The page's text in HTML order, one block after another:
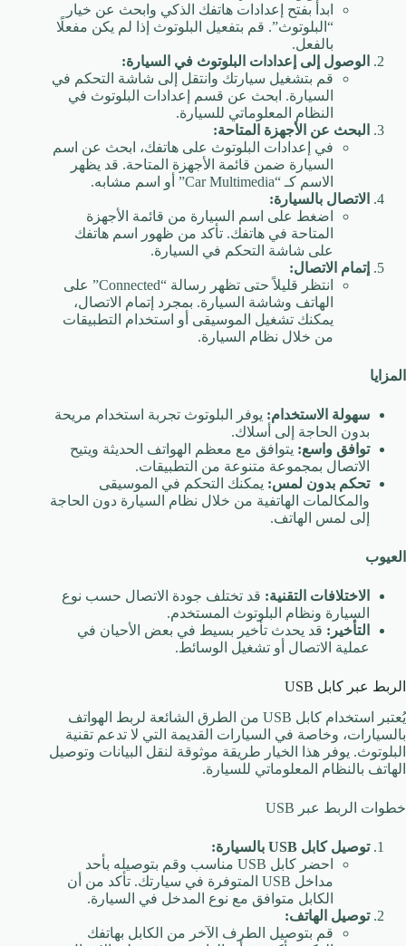
ابدأ بفتح إعدادات هاتفك الذكي وابحث عن خيار
“البلوتوث”. قم بتفعيل البلوتوث إذا لم يكن مفعلًا
بالفعل.
الوصول إلى إعدادات البلوتوث في السيارة:
قم بتشغيل سيارتك وانتقل إلى شاشة التحكم في
السيارة. ابحث عن قسم إعدادات البلوتوث في
النظام المعلوماتي للسيارة.
البحث عن الأجهزة المتاحة:
في إعدادات البلوتوث على هاتفك، ابحث عن اسم
السيارة ضمن قائمة الأجهزة المتاحة. قد يظهر
الاسم كـ “Car Multimedia” أو اسم مشابه.
الاتصال بالسيارة:
اضغط على اسم السيارة من قائمة الأجهزة
المتاحة في هاتفك. تأكد من ظهور اسم هاتفك
على شاشة التحكم في السيارة.
إتمام الاتصال:
انتظر قليلاً حتى تظهر رسالة “Connected” على
الهاتف وشاشة السيارة. بمجرد إتمام الاتصال،
يمكنك تشغيل الموسيقى أو استخدام التطبيقات
من خلال نظام السيارة.
المزايا
سهولة الاستخدام: يوفر البلوتوث تجربة استخدام مريحة
بدون الحاجة إلى أسلاك.
توافق واسع: يتوافق مع معظم الهواتف الحديثة ويتيح
الاتصال بمجموعة متنوعة من التطبيقات.
تحكم بدون لمس: يمكنك التحكم في الموسيقى
والمكالمات الهاتفية من خلال نظام السيارة دون الحاجة
إلى لمس الهاتف.
العيوب
الاختلافات التقنية: قد تختلف جودة الاتصال حسب نوع
السيارة ونظام البلوتوث المستخدم.
التأخير: قد يحدث تأخير بسيط في بعض الأحيان في
عملية الاتصال أو تشغيل الوسائط.
الربط عبر كابل USB
يُعتبر استخدام كابل USB من الطرق الشائعة لربط الهواتف
بالسيارات، وخاصة في السيارات القديمة التي لا تدعم تقنية
البلوتوث. يوفر هذا الخيار طريقة موثوقة لنقل البيانات وتوصيل
الهاتف بالنظام المعلوماتي للسيارة.
خطوات الربط عبر USB
توصيل كابل USB بالسيارة:
احضر كابل USB مناسب وقم بتوصيله بأحد
مداخل USB المتوفرة في سيارتك. تأكد من أن
الكابل متوافق مع نوع المدخل في السيارة.
توصيل الهاتف:
قم بتوصيل الطرف الآخر من الكابل بهاتفك